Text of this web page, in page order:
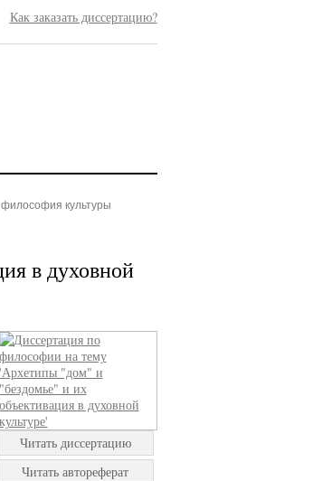
Как заказать диссертацию?
культуры
в духовной
Читать диссертацию
Читать автореферат